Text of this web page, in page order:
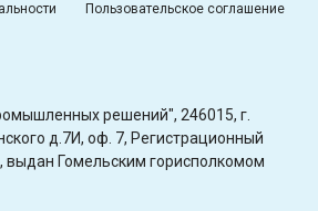
Пользовательское соглашение
решений", 246015, г.
д.7И, оф. 7, Регистрационный
Гомельским горисполкомом